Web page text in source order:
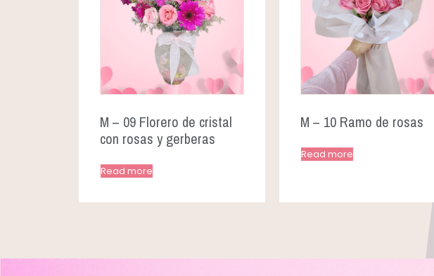
M – 09 Florero de cristal
con rosas y gerberas
Read more
M – 10 Ramo de rosas
Read more